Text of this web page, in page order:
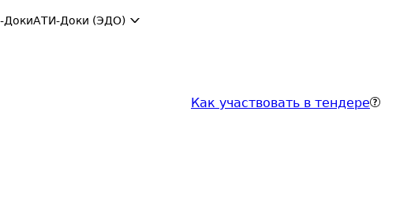
ДокиАТИ-Доки (ЭДО)
Как участвовать в тендере